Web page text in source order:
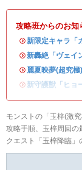
攻略班からのお知
・新限定キャラ「
・新轟絶「ヴェイ
・ 麗夏映夢(超究
・ 新守護獣「ヒョ
モンストの「玉梓(激
攻略手順、玉梓周回の
クエスト「玉梓降臨」